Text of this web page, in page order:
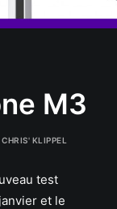
M3
CHRIS' KLIPPEL
test
et le